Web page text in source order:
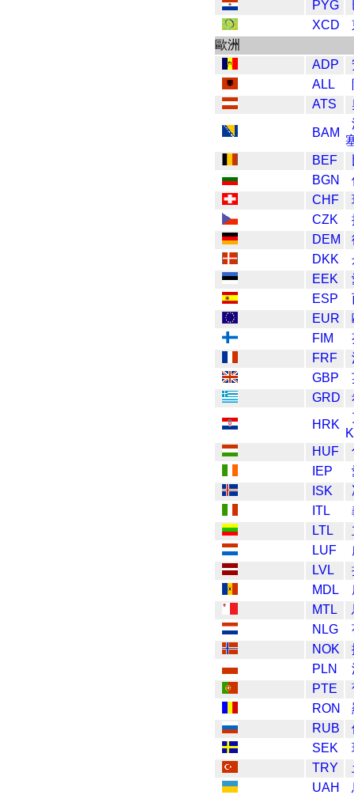
PYG
XCD
歐洲
ADP
ALL
ATS
BAM
BEF
BGN
CHF
CZK
DEM
DKK
EEK
ESP
EUR
FIM
FRF
GBP
GRD
HRK
HUF
IEP
ISK
ITL
LTL
LUF
LVL
MDL
MTL
NLG
NOK
PLN
PTE
RON
RUB
SEK
TRY
UAH